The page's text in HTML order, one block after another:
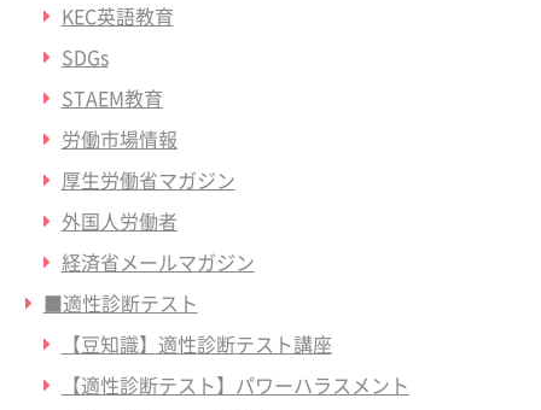
KEC英語教育
SDGs
STAEM教育
労働市場情報
厚生労働省マガジン
外国人労働者
経済省メールマガジン
■適性診断テスト
【豆知識】適性診断テスト講座
【適性診断テスト】パワーハラスメント